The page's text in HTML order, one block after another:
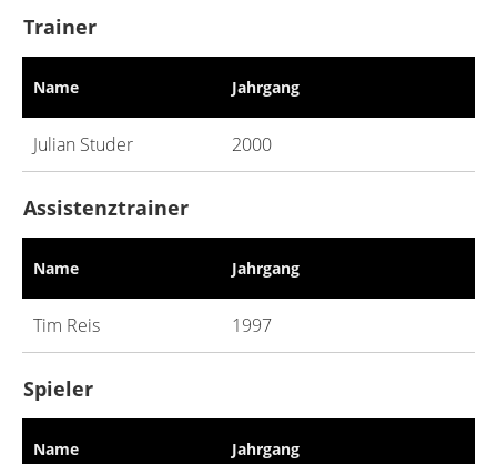
Trainer
Name Jahrgang
Julian Studer 2000
Assistenztrainer
Name Jahrgang
Tim Reis 1997
Spieler
Name Jahrgang